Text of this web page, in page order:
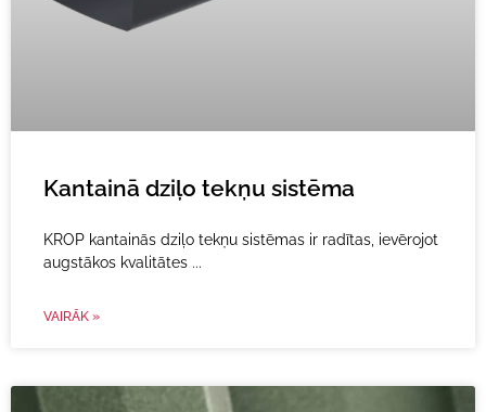
Kantainā dziļo tekņu sistēma
KROP kantainās dziļo tekņu sistēmas ir radītas, ievērojot
augstākos kvalitātes
VAIRĀK »